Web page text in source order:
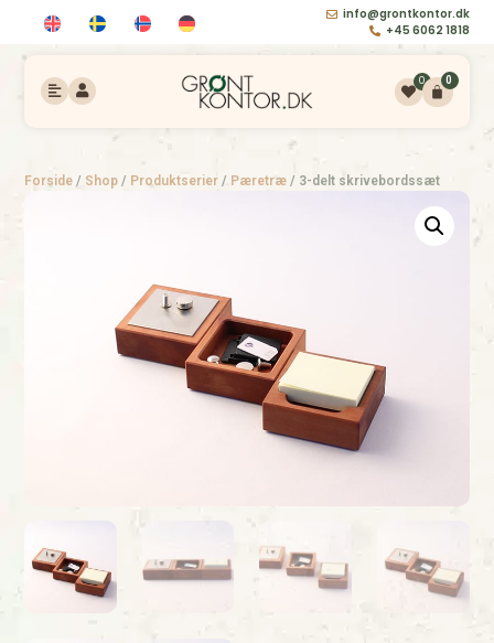
info@grontkontor.dk
+45 6062 1818
0 0
Forside / Shop / Produktserier / Pæretræ / 3-delt skrivebordssæt